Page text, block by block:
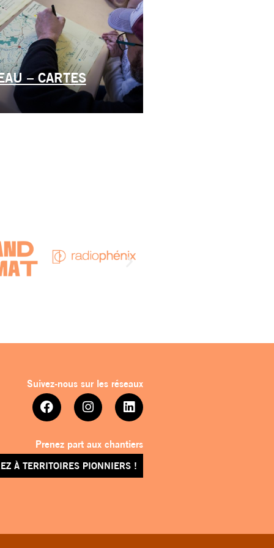
– CARTES
Suivez-nous sur les réseaux
Prenez part aux chantiers
À TERRITOIRES PIONNIERS !